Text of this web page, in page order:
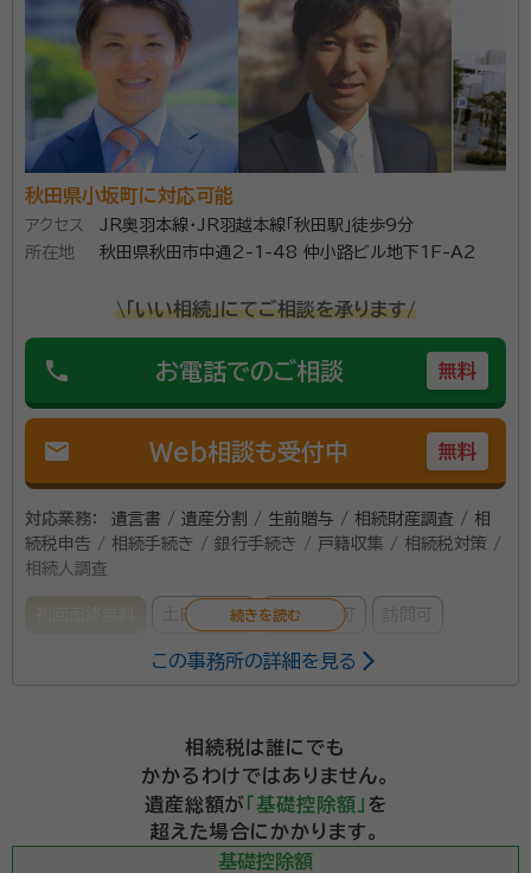
秋田県小坂町に対応可能
アクセス
JR奥羽本線・JR羽越本線「秋田駅」徒歩9分
所在地
秋田県秋田市中通2-1-48 仲小路ビル地下1F-A2
\「いい相続」にてご相談を承ります/
phone お電話でのご相談 無料
mail Web相談も受付中 無料
対応業務：
遺言書 / 遺産分割 / 生前贈与 / 相続財産調査 / 相
続税申告 / 相続手続き / 銀行手続き / 戸籍収集 / 相続税対策 /
相続人調査
土日相談可 電話相談可 訪問可
オンライン面談可 女性スタッフ対応可
浜田 勇毅（はまだ ゆうき）
税理士（代表）・行政書士
平成 元年 秋田県秋田市に生まれる 令和 元年 税理士 登録
（登録番号 第141597号） 令和 2年 行政書士 登録（登録番号 第
この事務所の詳細を見る
相続税は誰にでも
かかるわけではありません。
遺産総額が 「基礎控除額」 を
超えた場合にかかります。
基礎控除額